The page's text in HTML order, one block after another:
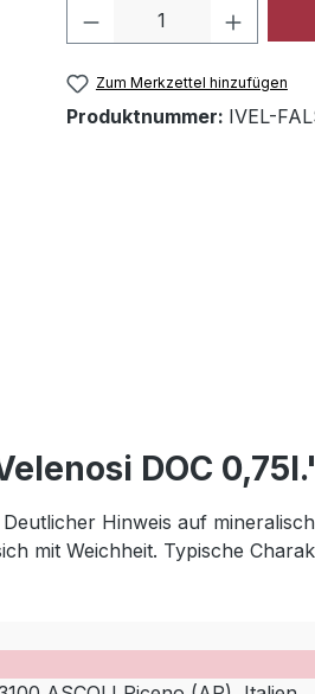
Produkt Anzahl:
Zum Merkzettel hinzufügen
Produktnummer: IVEL-
DOC
Hinweis auf
mit Weichheit. Typische